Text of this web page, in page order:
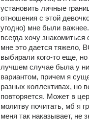
установить личные
отношения с этой
угодно) мне были
всегда хочу
мне это дается тяжело,
выбирали кого-то еще,
лучшем случае была у
вариантом, причем я
разных коллективах, но
повторяется. Может в
молитву почитать, мб я
меня так наказывает, не